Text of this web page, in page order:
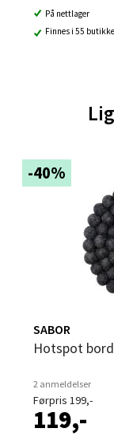
På nettlager
Finnes i 55
-40%
SABOR
Hotspot
2 anmeldelser
Førpris 199,-
119,-
Åpent i dag
4 i butikk